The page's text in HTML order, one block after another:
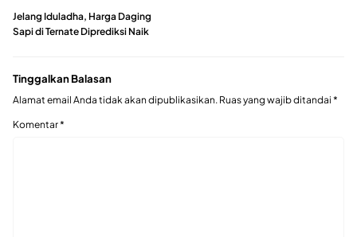
Jelang Iduladha, Harga Daging
Sapi di Ternate Diprediksi Naik
Tinggalkan Balasan
Alamat email Anda tidak akan dipublikasikan. Ruas yang wajib ditandai *
Komentar*